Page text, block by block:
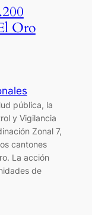
Oro
pública, la
y Vigilancia
Zonal 7,
cantones
La acción
de